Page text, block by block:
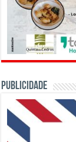
PUBLICIDADE